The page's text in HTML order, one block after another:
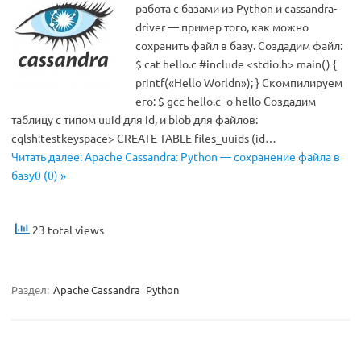
работа с базами из Python и cassandra-
driver — пример того, как можно
сохранить файл в базу. Создадим файл:
$ cat hello.c #include <stdio.h> main() {
printf(«Hello Worldn»); } Скомпилируем
его: $ gcc hello.c -o hello Создадим
таблицу с типом uuid для id, и blob для файлов:
cqlsh:testkeyspace> CREATE TABLE files_uuids (id…
Читать далее: Apache Cassandra: Python — сохранение файла в
базу0 (0) »
23 total views
Раздел: Apache Cassandra Python